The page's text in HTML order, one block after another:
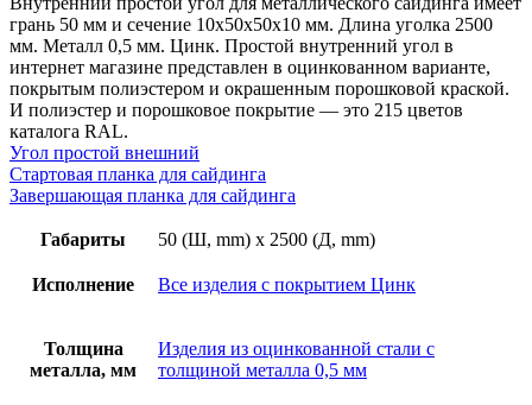
2,5м,
толщина
металла
0,5
мм,
цинк
грань 50 мм и сечение 10х50х50х10 мм. Длина уголка 2500
мм. Металл 0,5 мм. Цинк. Простой внутренний угол в
интернет магазине представлен в оцинкованном варианте,
покрытым полиэстером и окрашенным порошковой краской.
И полиэстер и порошковое покрытие — это 215 цветов
каталога RAL.
Угол простой внешний
Стартовая планка для сайдинга
Завершающая планка для сайдинга
Габариты 50 (Ш, mm) x 2500 (Д, mm)
Исполнение Все изделия с покрытием Цинк
Толщина
металла, мм
Изделия из оцинкованной стали с
толщиной металла 0,5 мм